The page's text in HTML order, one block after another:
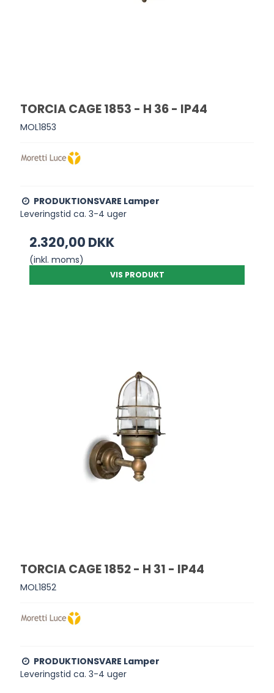
TORCIA CAGE 1853 - H 36 - IP44
MOL1853
PRODUKTIONSVARE Lamper
Leveringstid ca. 3-4 uger
2.320,00 DKK
(inkl. moms)
VIS PRODUKT
TORCIA CAGE 1852 - H 31 - IP44
MOL1852
PRODUKTIONSVARE Lamper
Leveringstid ca. 3-4 uger